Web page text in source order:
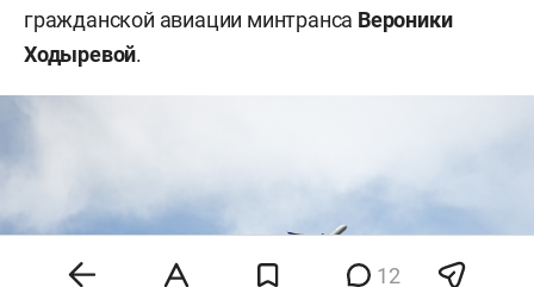
гражданской авиации минтранса Вероники
Ходыревой.
12